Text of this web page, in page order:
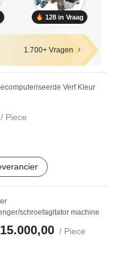
128 in Vraag
1.700+ Vragen
Verf Kleur
/ Piece
schroefagitator machine
/ Piece